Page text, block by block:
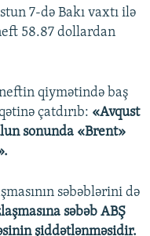
7-də Bakı vaxtı ilə
58.87 dollardan
qiymətində baş
çatdırıb: «Avqust
sonunda «Brent»
səbəblərini də
səbəb ABŞ
şiddətlənməsidir.